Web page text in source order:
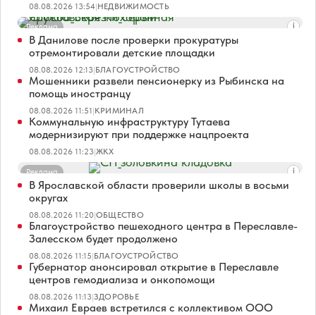
08.08.2026 13:54|НЕДВИЖИМОСТЬ
Реклама
В Данилове после проверки прокуратуры
отремонтировали детские площадки
08.08.2026 12:13|БЛАГОУСТРОЙСТВО
Мошенники развели пенсионерку из Рыбинска на
помощь иностранцу
08.08.2026 11:51|КРИМИНАЛ
Коммунальную инфраструктуру Тутаева
модернизируют при поддержке нацпроекта
08.08.2026 11:23|ЖКХ
Реклама
В Ярославской области проверили школы в восьми
округах
08.08.2026 11:20|ОБЩЕСТВО
Благоустройство пешеходного центра в Переславле-
Залесском будет продолжено
08.08.2026 11:15|БЛАГОУСТРОЙСТВО
Губернатор анонсировал открытие в Переславле
центров гемодиализа и онкопомощи
08.08.2026 11:13|ЗДОРОВЬЕ
Михаил Евраев встретился с коллективом ООО